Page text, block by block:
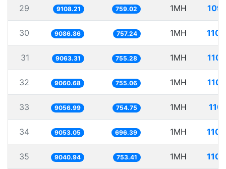
29 9108.21 759.02 1MH
30 9086.86 757.24 1MH
31 9063.31 755.28 1MH
32 9060.68 755.06 1MH
33 9056.99 754.75 1MH
34 9053.05 696.39 1MH
35 9040.94 753.41 1MH